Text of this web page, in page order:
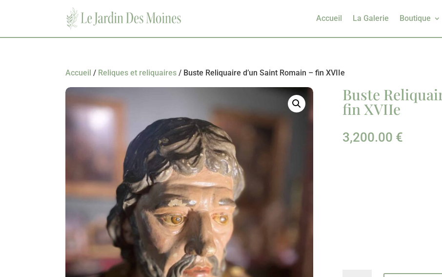
Accueil La Galerie Boutique
Accueil / Reliques et reliquaires / Buste Reliquaire d’un Saint Romain – fin XVIIe
Buste
fin XVIIe
3,200.00 €